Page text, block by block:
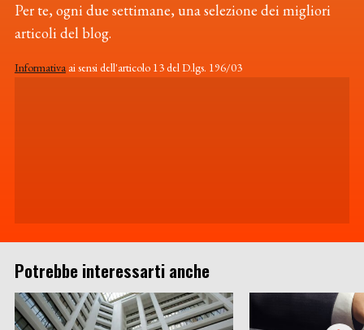
Per te, ogni due settimane, una selezione dei migliori
articoli del blog.
Informativaai sensi dell'articolo 13 del D.lgs. 196/03
Potrebbe interessarti anche